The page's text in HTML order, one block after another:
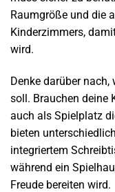
Raumgröße und die
Kinderzimmers,
wird.
Denke darüber
soll. Brauchen deine
auch als Spielplatz
bieten
integriertem
während ein
Freude bereiten wird.